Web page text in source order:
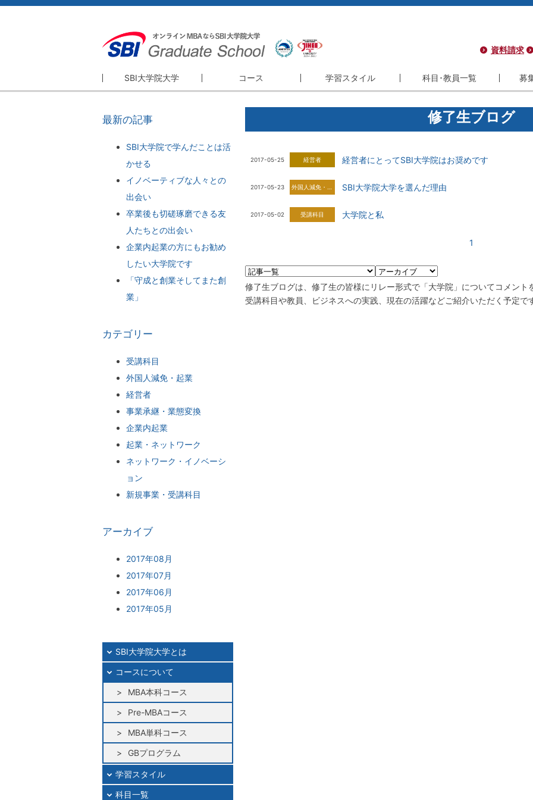
資料請求
SBI大学院大学 コース 学習スタイル 科目･教員一覧 募
精神・理念
理事長・学長挨拶
大学院概要
Pre-MBAコース
MBA単科コース
GBプログラム
学習スタイル
履修モデル
長期履修制度
科目･教員一覧
科目一覧
募集
修了生ブログ
2017-05-25 経営者 経営者にとってSBI大学院はお奨めです
2017-05-23 SBI大学院大学を選んだ理由
2017-05-02 受講科目 大学院と私
1
修了生ブログは、修了生の皆様にリレー形式で「大学院」についてコメント
受講科目や教員、ビジネスへの実践、現在の活躍などご紹介いただく予定で
最新の記事
SBI大学院で学んだことは活
かせる
イノベーティブな人々との
出会い
卒業後も切磋琢磨できる友
人たちとの出会い
企業内起業の方にもお勧め
したい大学院です
「守成と創業そしてまた創
業」
カテゴリー
受講科目
外国人減免・起業
経営者
事業承継・業態変換
企業内起業
起業・ネットワーク
ネットワーク・イノベーシ
ョン
新規事業・受講科目
アーカイブ
2017年08月
2017年07月
2017年06月
2017年05月
SBI大学院大学とは
コースについて
MBA本科コース
Pre-MBAコース
MBA単科コース
GBプログラム
学習スタイル
科目一覧